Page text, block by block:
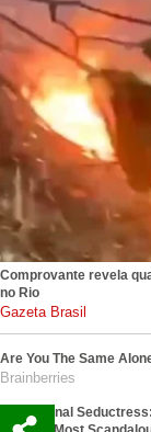
Comprovante revela
no Rio
gazetabrasil.com.br
Are You The Same
Brainberries
Sensational